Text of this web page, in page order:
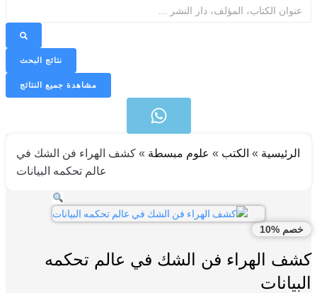
نتائج البحث
مشاهدة جميع النتائج
الرئيسية»الكتب»علوم مبسطة»كشف الهراء فن الشك في
عالم تحكمه البيانات
%10
الهراء فن الشك في عالم تحكمه